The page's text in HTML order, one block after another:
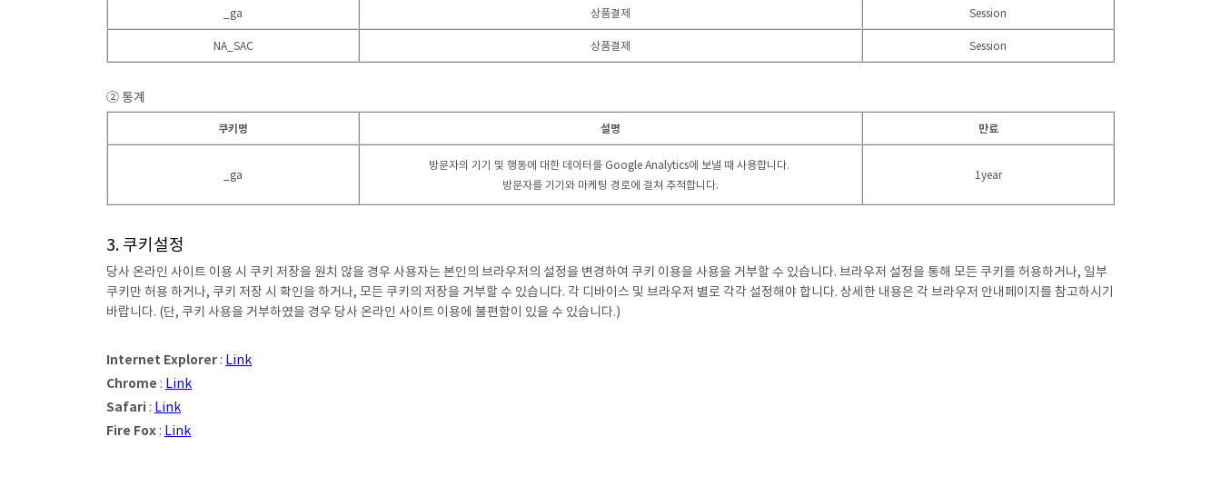
_ga 상품결제 Session
NA_SAC 상품결제 Session
② 통계
쿠키명 설명 만료
_ga
방문자의 기기 및 행동에 대한 데이터를 Google Analytics에 보낼 때 사용합니다.
방문자를 기기와 마케팅 경로에 걸쳐 추적합니다.
1year
3. 쿠키설정
당사 온라인 사이트 이용 시 쿠키 저장을 원치 않을 경우 사용자는 본인의 브라우저의 설정을 변경하여 쿠키 이용을 사용을 거부할 수 있습니다. 브라우저 설정을 통해 모든 쿠키를 허용하거나, 일부
쿠키만 허용 하거나, 쿠키 저장 시 확인을 하거나, 모든 쿠키의 저장을 거부할 수 있습니다. 각 디바이스 및 브라우저 별로 각각 설정해야 합니다. 상세한 내용은 각 브라우저 안내페이지를 참고하시기
바랍니다. (단, 쿠키 사용을 거부하였을 경우 당사 온라인 사이트 이용에 불편함이 있을 수 있습니다.)
Internet Explorer : Link
Chrome : Link
Safari : Link
Fire Fox : Link